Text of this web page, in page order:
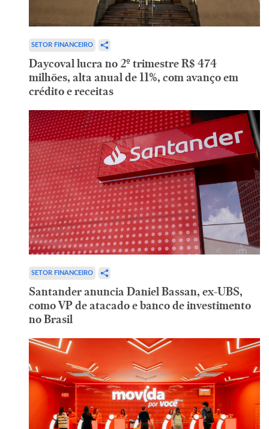
SETOR FINANCEIRO
Daycoval lucra no 2º trimestre R$ 474
milhões, alta anual de 11%, com avanço em
crédito e receitas
SETOR FINANCEIRO
Santander anuncia Daniel Bassan, ex-UBS,
como VP de atacado e banco de investimento
no Brasil